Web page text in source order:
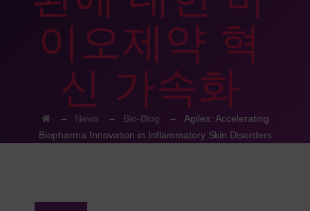
이오제약 혁
신 가속화
→ News → Bio-Blog → Agilex: Accelerating
Biopharma Innovation in Inflammatory Skin Disorders